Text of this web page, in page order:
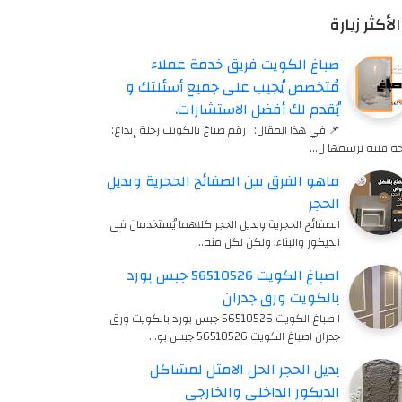
الأكثر زيارة
صباغ الكويت فريق خدمة عملاء
مُتخصص يُجيب على جميع أسئلتك و
يُقدم لك أفضل الاستشارات.
📌 في هذا المقال: رقم صباغ بالكويت رحلة إبداع:
فنية ترسمها ل…
ماهو الفرق بين الصفائح الحجرية وبديل
الحجر
الصفائح الحجرية وبديل الحجر كلاهما يُستخدمان في
الديكور والبناء، ولكن لكل منه…
اصباغ الكويت 56510526 جبس بورد
بالكويت ورق جدران
ااصباغ الكويت 56510526 جبس بورد بالكويت ورق
جدران اصباغ الكويت 56510526 جبس بو…
بديل الحجر الحل الامثل لمشاكل
الديكور الداخلي والخارجي